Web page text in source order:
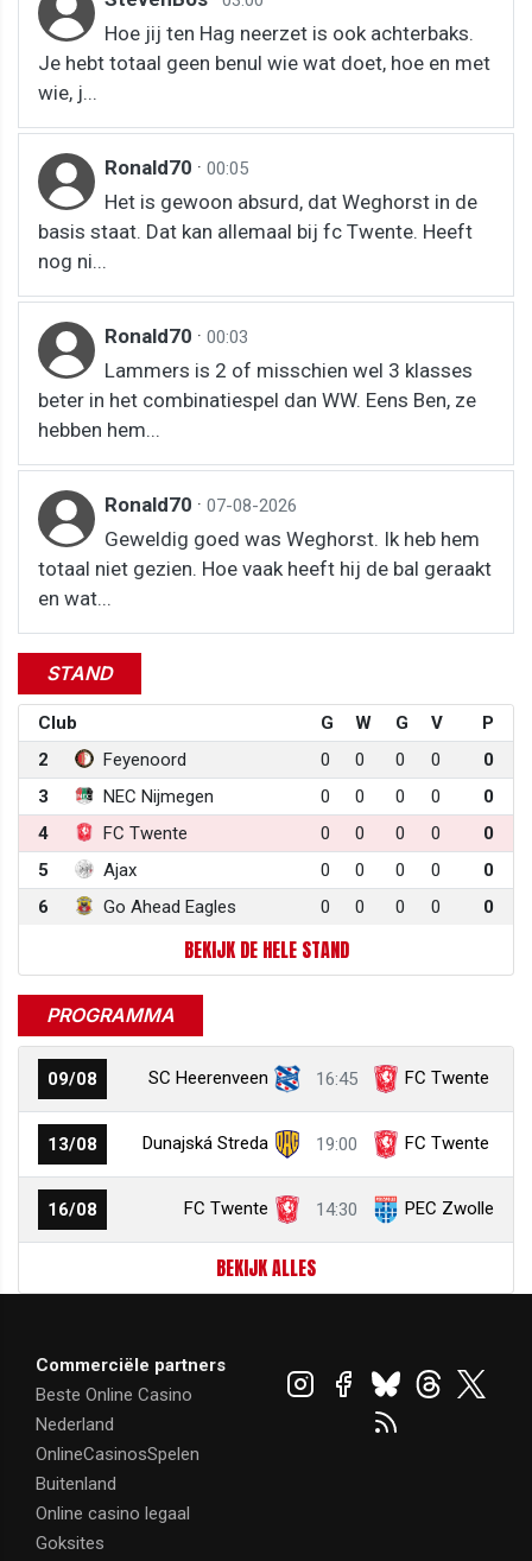
Hoe jij ten Hag neerzet is ook achterbaks.
Je hebt totaal geen benul wie wat doet, hoe en met
wie, j...
Ronald70 · 00:05
Het is gewoon absurd, dat Weghorst in de
basis staat. Dat kan allemaal bij fc Twente. Heeft
nog ni...
Ronald70 · 00:03
Lammers is 2 of misschien wel 3 klasses
beter in het combinatiespel dan WW. Eens Ben, ze
hebben hem...
Ronald70 · 07-08-2026
Geweldig goed was Weghorst. Ik heb hem
totaal niet gezien. Hoe vaak heeft hij de bal geraakt
en wat...
STAND
Club G W G V
P
2
Feyenoord 0 0 0 0
0
3
NEC Nijmegen 0 0 0 0
0
4
FC Twente 0 0 0 0
0
5
Ajax 0 0 0 0
0
6
Go Ahead Eagles 0 0 0 0 0
BEKIJK DE HELE STAND
PROGRAMMA
09/08 SC Heerenveen 16:45 FC Twente
13/08 Dunajská Streda 19:00 FC Twente
16/08 FC Twente 14:30 PEC Zwolle
BEKIJK ALLES
Commerciële partners
Beste Online Casino
Nederland
OnlineCasinosSpelen
Buitenland
Online casino legaal
Goksites